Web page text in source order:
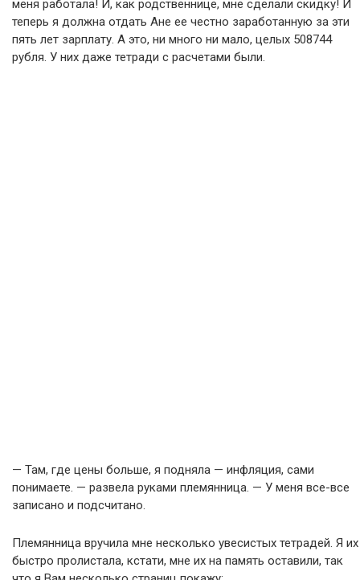
меня работала! И, как родственнице, мне сделали скидку! И
теперь я должна отдать Ане ее честно заработанную за эти
пять лет зарплату. А это, ни много ни мало, целых 508744
рубля. У них даже тетради с расчетами были.
— Там, где цены больше, я подняла — инфляция, сами
понимаете. — развела руками племянница. — У меня все-все
записано и подсчитано.
Племянница вручила мне несколько увесистых тетрадей. Я их
быстро пролистала, кстати, мне их на память оставили, так